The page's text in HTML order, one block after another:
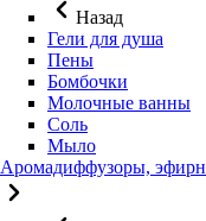
Назад
Гели для душа
Пены
Бомбочки
Молочные ванны
Соль
Мыло
Аромадиффузоры,